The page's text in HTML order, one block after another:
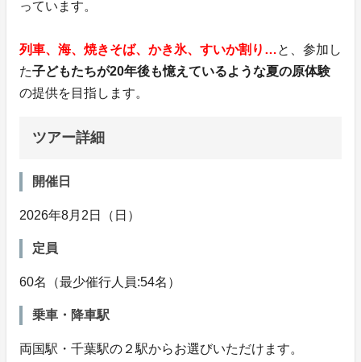
っています。
列車、海、焼きそば、かき氷、すいか割り…と、参加し
た子どもたちが20年後も憶えているような夏の原体験
の提供を目指します。
ツアー詳細
開催日
2026年8月2日（日）
定員
60名（最少催行人員:54名）
乗車・降車駅
両国駅・千葉駅の２駅からお選びいただけます。